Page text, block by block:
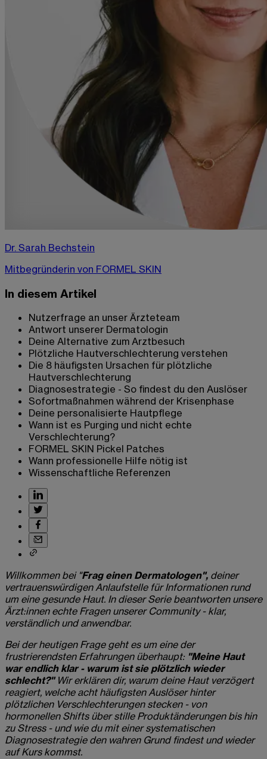
Dr. Sarah Bechstein
Mitbegründerin von FORMEL SKIN
In diesem Artikel
Nutzerfrage an unser Ärzteteam
Antwort unserer Dermatologin
Deine Alternative zum Arztbesuch
Plötzliche Hautverschlechterung verstehen
Die 8 häufigsten Ursachen für plötzliche
Hautverschlechterung
Diagnosestrategie - So findest du den Auslöser
Sofortmaßnahmen während der Krisenphase
Deine personalisierte Hautpflege
Wann ist es Purging und nicht echte
Verschlechterung?
FORMEL SKIN Pickel Patches
Wann professionelle Hilfe nötig ist
Wissenschaftliche Referenzen
Willkommen bei "Frag einen Dermatologen", deiner
vertrauenswürdigen Anlaufstelle für Informationen rund
um eine gesunde Haut. In dieser Serie beantworten unsere
Ärzt:innen echte Fragen unserer Community - klar,
verständlich und anwendbar.
Bei der heutigen Frage geht es um eine der
frustrierendsten Erfahrungen überhaupt:"Meine Haut
war endlich klar - warum ist sie plötzlich wieder
schlecht?" Wir erklären dir, warum deine Haut verzögert
reagiert, welche acht häufigsten Auslöser hinter
plötzlichen Verschlechterungen stecken - von
hormonellen Shifts über stille Produktänderungen bis hin
zu Stress - und wie du mit einer systematischen
Diagnosestrategie den wahren Grund findest und wieder
auf Kurs kommst.